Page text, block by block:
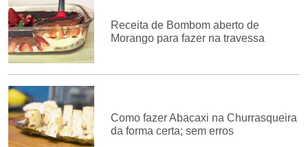
Receita de Bombom aberto de
Morango para fazer na travessa
Como fazer Abacaxi na Churrasqueira
da forma certa; sem erros